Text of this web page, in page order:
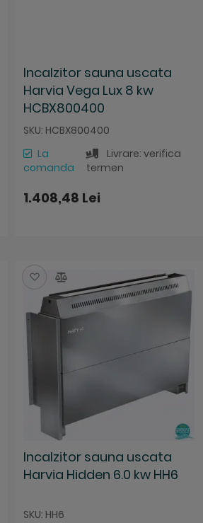
Incalzitor sauna uscata
Harvia Vega Lux 8 kw
HCBX800400
SKU: HCBX800400
La
comanda
Livrare: verifica
termen
1.408,48 Lei
Incalzitor sauna uscata
Harvia Hidden 6.0 kw HH6
SKU: HH6
SalveazaCompara